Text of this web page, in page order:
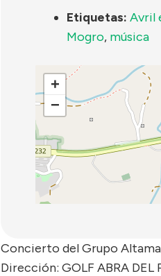
Etiquetas: Avril
Mogro, música
+
−
Concierto del Grupo
Dirección: GOLF ABRA DEL